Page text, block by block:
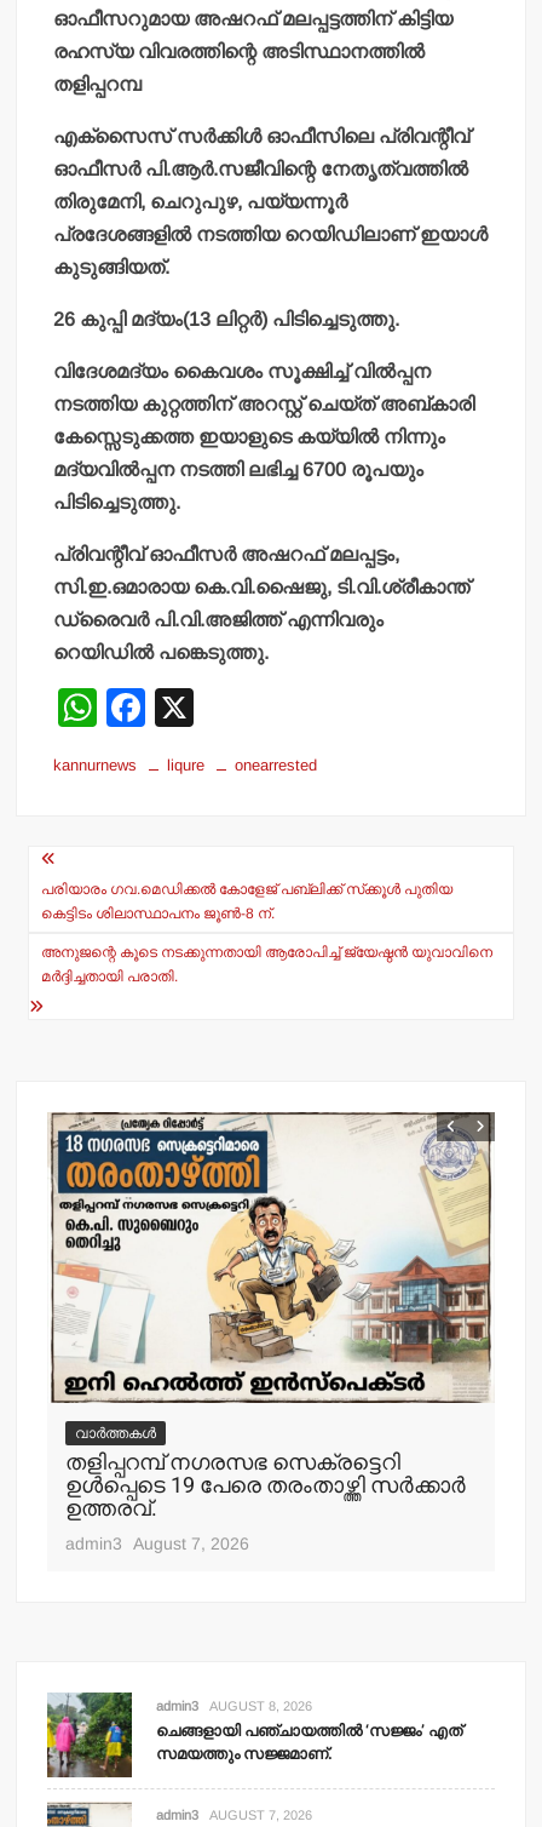
ഓഫീസറുമായ അഷറഫ് മലപ്പട്ടത്തിന് കിട്ടിയ
രഹസ്യ വിവരത്തിന്റെ അടിസ്ഥാനത്തില്‍
തളിപ്പറമ്പ
എക്‌സൈസ് സര്‍ക്കിള്‍ ഓഫീസിലെ പ്രിവന്റീവ്
ഓഫീസര്‍ പി.ആര്‍.സജീവിന്റെ നേതൃത്വത്തില്‍
തിരുമേനി, ചെറുപുഴ, പയ്യന്നൂര്‍
പ്രദേശങ്ങളില്‍ നടത്തിയ റെയിഡിലാണ് ഇയാള്‍
കുടുങ്ങിയത്.
26 കുപ്പി മദ്യം(13 ലിറ്റര്‍) പിടിച്ചെടുത്തു.
വിദേശമദ്യം കൈവശം സൂക്ഷിച്ച് വില്‍പ്പന
നടത്തിയ കുറ്റത്തിന് അറസ്റ്റ് ചെയ്ത് അബ്കാരി
കേസ്സെടുക്കത്ത ഇയാളുടെ കയ്യില്‍ നിന്നും
മദ്യവില്‍പ്പന നടത്തി ലഭിച്ച 6700 രൂപയും
പിടിച്ചെടുത്തു.
പ്രിവന്റീവ് ഓഫീസര്‍ അഷറഫ് മലപ്പട്ടം,
സി.ഇ.ഒമാരായ കെ.വി.ഷൈജു, ടി.വി.ശ്രീകാന്ത്
ഡ്രൈവര്‍ പി.വി.അജിത്ത് എന്നിവരും
റെയിഡില്‍ പങ്കെടുത്തു.
W
at
p
p
F
c
o
o
k
kannurnews liqure onearrested
Post
navigation
പരിയാരം ഗവ.മെഡിക്കല്‍ കോളേജ് പബ്ലിക്ക് സ്‌ക്കൂള്‍ പുതിയ
കെട്ടിടം ശിലാസ്ഥാപനം ജൂണ്‍-8 ന്.
അനുജന്റെ കൂടെ നടക്കുന്നതായി ആരോപിച്ച് ജ്യേഷ്ഠന്‍ യുവാവിനെ
മര്‍ദ്ദിച്ചതായി പരാതി.
വാർത്തകൾ
തളിപ്പറമ്പ് നഗരസഭ സെക്രട്ടെറി
ഉള്‍പ്പെടെ 19 പേരെ തരംതാഴ്ത്തി സര്‍ക്കാര്‍
ഉത്തരവ്.
admin3 August 7, 2026
admin3 AUGUST 8, 2026
ചെങ്ങളായി പഞ്ചായത്തില്‍ ‘സജ്ജം’ എത്
സമയത്തും സജ്ജമാണ്.
admin3 AUGUST 7, 2026